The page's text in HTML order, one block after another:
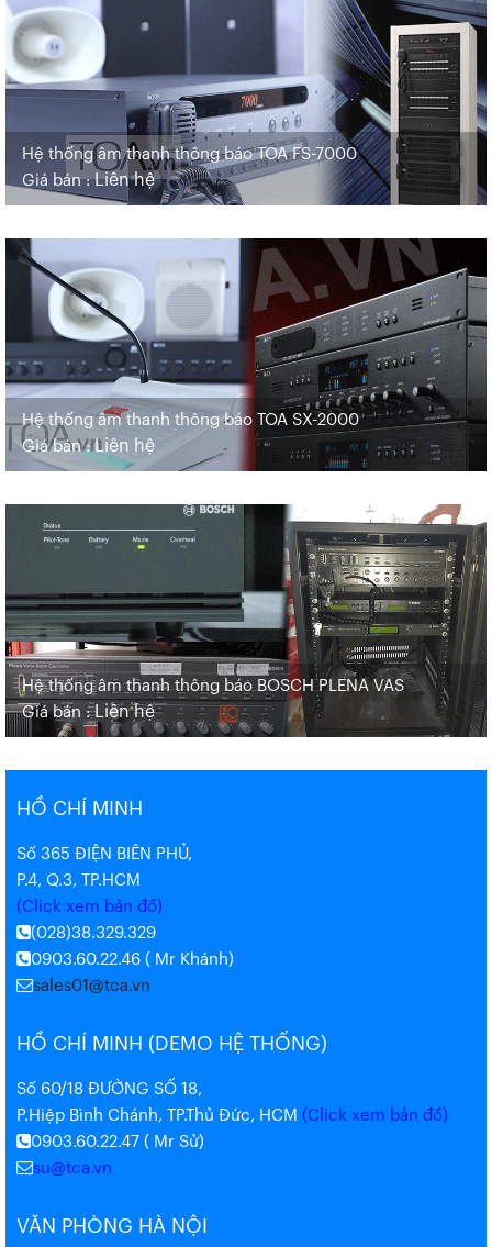
Hệ thống âm thanh thông báo TOA FS-7000
Giá bán :Liên hệ
Hệ thống âm thanh thông báo TOA SX-2000
Giá bán :Liên hệ
Hệ thống âm thanh thông báo BOSCH PLENA VAS
Giá bán :Liên hệ
HỒ CHÍ MINH
Số 365 ĐIỆN BIÊN PHỦ,
P.4, Q.3, TP.HCM
(Click xem bản đồ)
(028)38.329.329
0903.60.22.46 ( Mr Khánh)
sales01@tca.vn
HỒ CHÍ MINH (DEMO HỆ THỐNG)
Số 60/18 ĐƯỜNG SỐ 18,
P.Hiệp Bình Chánh, TP.Thủ Đức, HCM (Click xem bản đồ)
0903.60.22.47 ( Mr Sử)
su@tca.vn
VĂN PHÒNG HÀ NỘI